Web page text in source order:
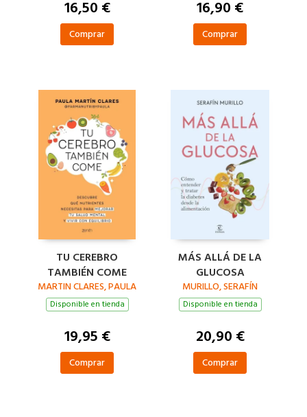
16,50 €
Comprar
16,90 €
Comprar
TU CEREBRO
TAMBIÉN COME
MARTIN CLARES, PAULA
Disponible en tienda
19,95 €
Comprar
MÁS ALLÁ DE LA
GLUCOSA
MURILLO, SERAFÍN
Disponible en tienda
20,90 €
Comprar